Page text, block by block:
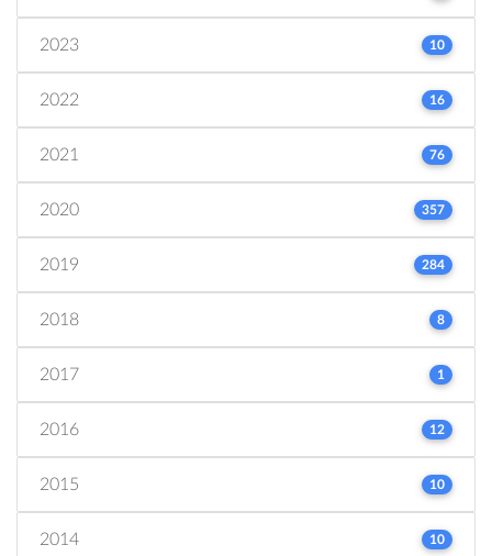
2023 10
2022 16
2021 76
2020 357
2019 284
2018 8
2017 1
2016 12
2015 10
2014 10